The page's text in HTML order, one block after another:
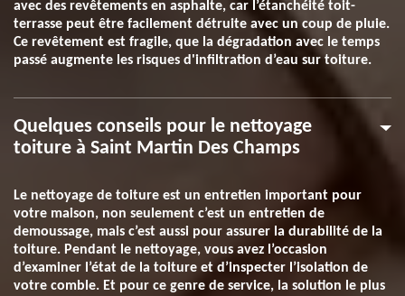
avec des revêtements en asphalte, car l’étanchéité toit-
terrasse peut être facilement détruite avec un coup de pluie.
Ce revêtement est fragile, que la dégradation avec le temps
passé augmente les risques d'infiltration d’eau sur toiture.
Quelques conseils pour le nettoyage
toiture à Saint Martin Des Champs
Le nettoyage de toiture est un entretien important pour
votre maison, non seulement c’est un entretien de
demoussage, mais c’est aussi pour assurer la durabilité de la
toiture. Pendant le nettoyage, vous avez l’occasion
d’examiner l’état de la toiture et d’inspecter l’isolation de
votre comble. Et pour ce genre de service, la solution le plus